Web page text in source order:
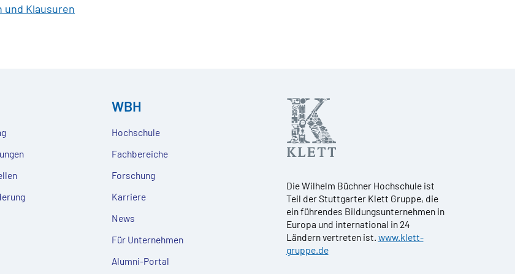
und Klausuren
WBH
Hochschule
Fachbereiche
Forschung
Karriere
News
Für Unternehmen
Alumni-Portal
Die Wilhelm Büchner Hochschule ist
Teil der Stuttgarter Klett Gruppe, die
ein führendes Bildungsunternehmen in
Europa und international in 24
Ländern vertreten ist. www.klett-
gruppe.de